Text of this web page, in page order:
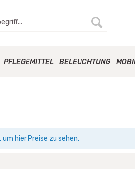
PFLEGEMITTEL BELEUCHTUNG
, um hier Preise zu sehen.